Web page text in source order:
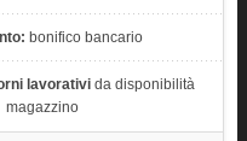
bonifico bancario
lavorativi da disponibilità
magazzino